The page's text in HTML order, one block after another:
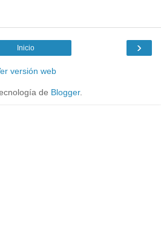
›
Inicio
versión web
de Blogger.